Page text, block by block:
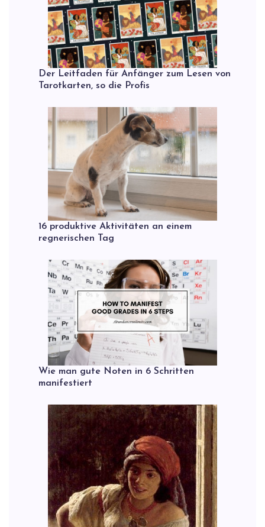
Der Leitfaden für Anfänger zum Lesen von
Tarotkarten, so die Profis
16 produktive Aktivitäten an einem
regnerischen Tag
Wie man gute Noten in 6 Schritten
manifestiert